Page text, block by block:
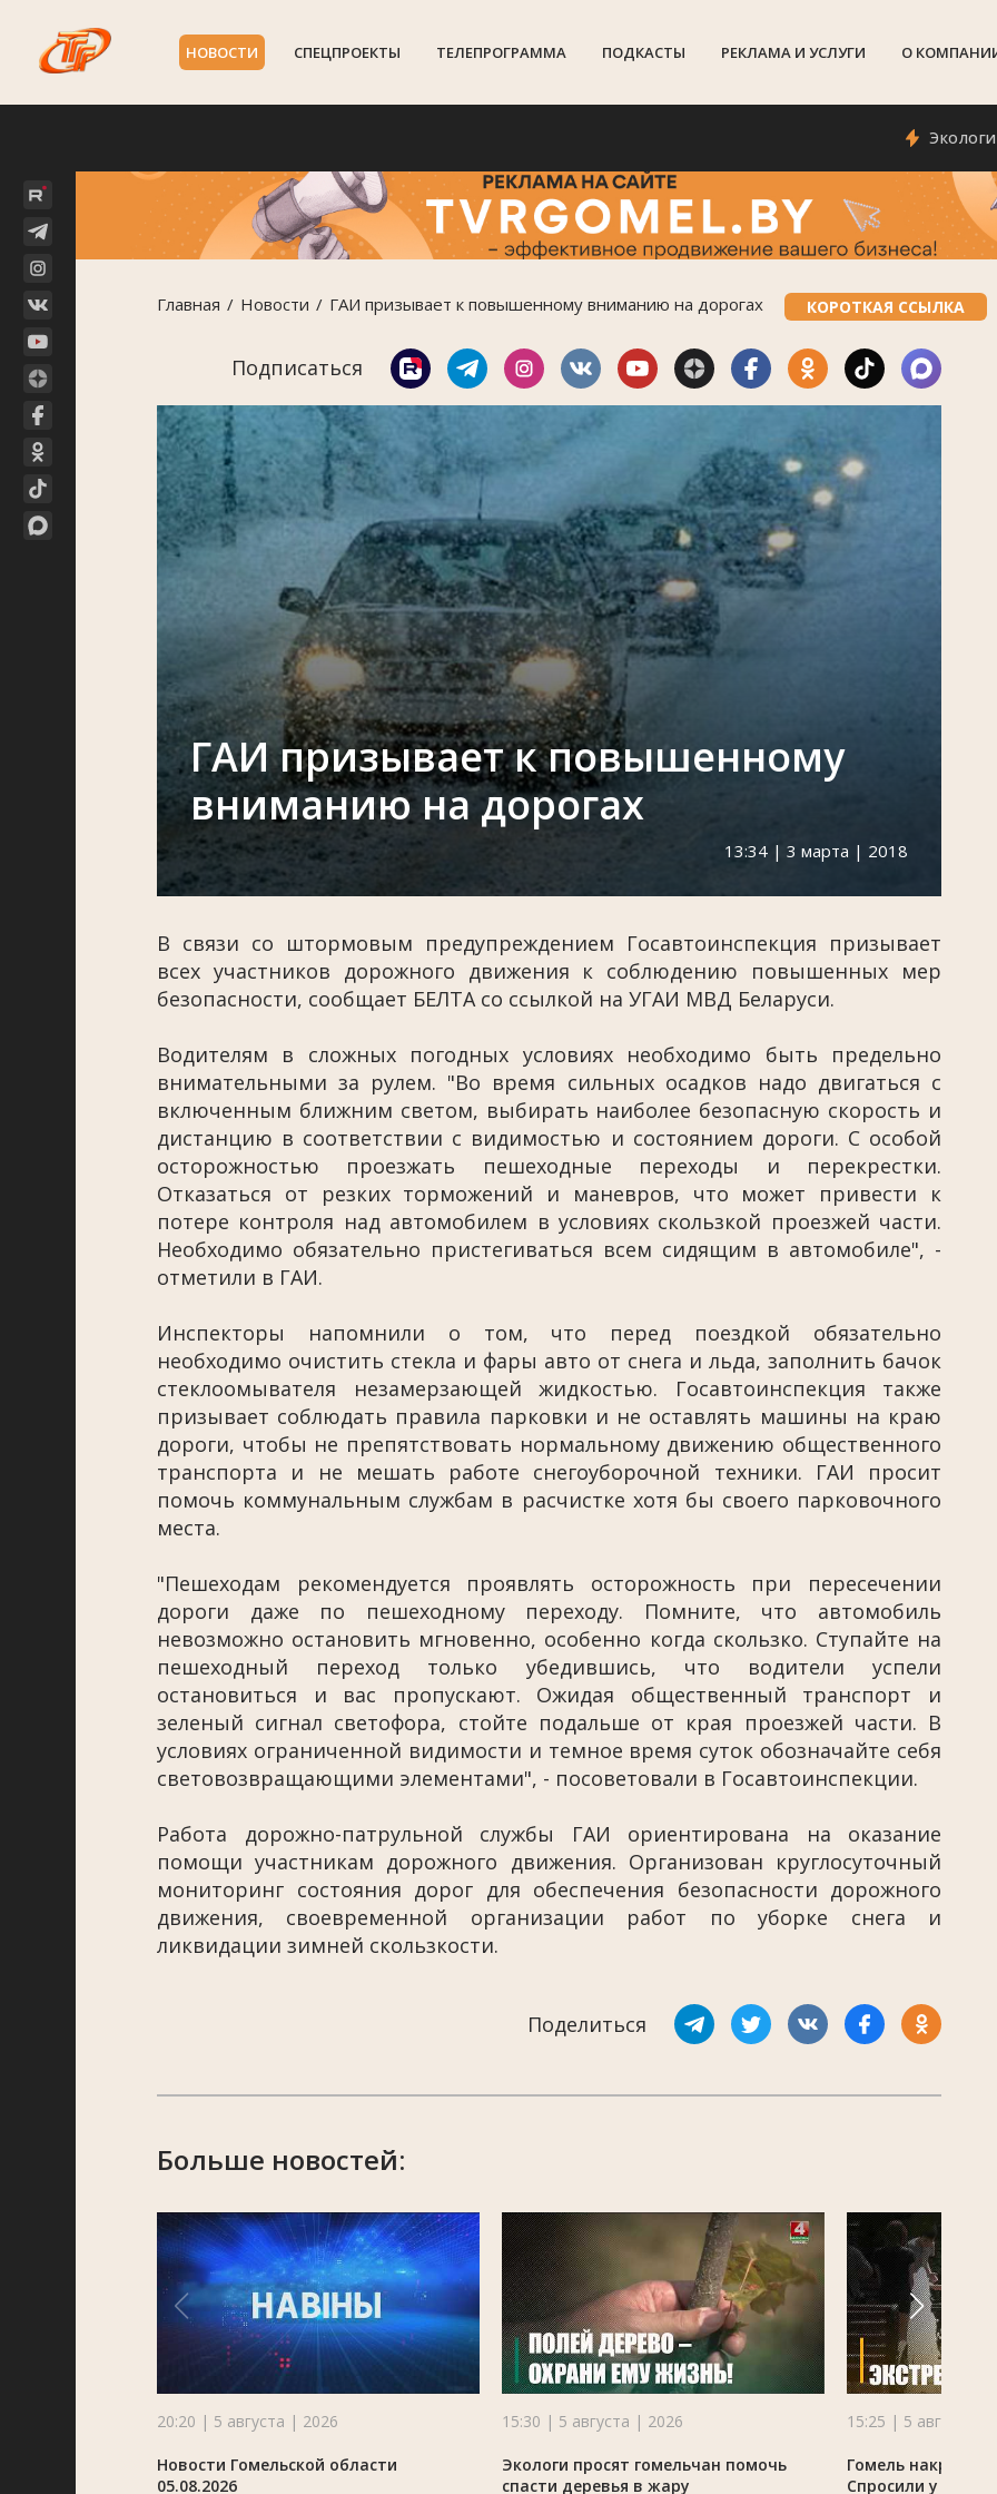
НОВОСТИ СПЕЦПРОЕКТЫ ТЕЛЕПРОГРАММА ПОДКАСТЫ РЕКЛАМА И УСЛУГИ О
Экологи
Главная Новости ГАИ призывает к повышенному вниманию на дорогах КОРОТКАЯ ССЫЛКА
Подписаться
ГАИ призывает к повышенному
вниманию на дорогах
13:34 | 3 марта | 2018
В связи со штормовым предупреждением Госавтоинспекция призывает
всех участников дорожного движения к соблюдению повышенных мер
безопасности, сообщает БЕЛТА со ссылкой на УГАИ МВД Беларуси.
Водителям в сложных погодных условиях необходимо быть предельно
внимательными за рулем. "Во время сильных осадков надо двигаться с
включенным ближним светом, выбирать наиболее безопасную скорость и
дистанцию в соответствии с видимостью и состоянием дороги. С особой
осторожностью проезжать пешеходные переходы и перекрестки.
Отказаться от резких торможений и маневров, что может привести к
потере контроля над автомобилем в условиях скользкой проезжей части.
Необходимо обязательно пристегиваться всем сидящим в автомобиле", -
отметили в ГАИ.
Инспекторы напомнили о том, что перед поездкой обязательно
необходимо очистить стекла и фары авто от снега и льда, заполнить бачок
стеклоомывателя незамерзающей жидкостью. Госавтоинспекция также
призывает соблюдать правила парковки и не оставлять машины на краю
дороги, чтобы не препятствовать нормальному движению общественного
транспорта и не мешать работе снегоуборочной техники. ГАИ просит
помочь коммунальным службам в расчистке хотя бы своего парковочного
места.
"Пешеходам рекомендуется проявлять осторожность при пересечении
дороги даже по пешеходному переходу. Помните, что автомобиль
невозможно остановить мгновенно, особенно когда скользко. Ступайте на
пешеходный переход только убедившись, что водители успели
остановиться и вас пропускают. Ожидая общественный транспорт и
зеленый сигнал светофора, стойте подальше от края проезжей части. В
условиях ограниченной видимости и темное время суток обозначайте себя
световозвращающими элементами", - посоветовали в Госавтоинспекции.
Работа дорожно-патрульной службы ГАИ ориентирована на оказание
помощи участникам дорожного движения. Организован круглосуточный
мониторинг состояния дорог для обеспечения безопасности дорожного
движения, своевременной организации работ по уборке снега и
ликвидации зимней скользкости.
Поделиться
Больше новостей:
20:20 | 5 августа | 2026
Новости Гомельской области
05.08.2026
15:30 | 5 августа | 2026
Экологи просят гомельчан помочь
спасти деревья в жару
15:25 | 5 августа |
Гомель накрыла
Спросили у